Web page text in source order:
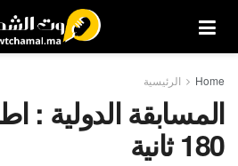
Home الرئيسية
المسابقة الدولية :
180 ثانية